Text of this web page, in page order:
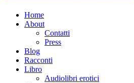
Home
About
Contatti
Press
Blog
Racconti
Libro
Audiolibri erotici